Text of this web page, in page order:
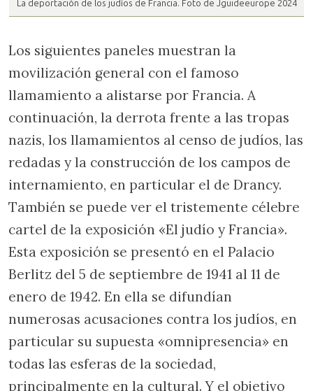
La deportación de los judíos de Francia. Foto de Jguideeurope 2024
Los siguientes paneles muestran la
movilización general con el famoso
llamamiento a alistarse por Francia. A
continuación, la derrota frente a las tropas
nazis, los llamamientos al censo de judíos, las
redadas y la construcción de los campos de
internamiento, en particular el de Drancy.
También se puede ver el tristemente célebre
cartel de la exposición «El judío y Francia».
Esta exposición se presentó en el Palacio
Berlitz del 5 de septiembre de 1941 al 11 de
enero de 1942. En ella se difundían
numerosas acusaciones contra los judíos, en
particular su supuesta «omnipresencia» en
todas las esferas de la sociedad,
principalmente en la cultural. Y el objetivo